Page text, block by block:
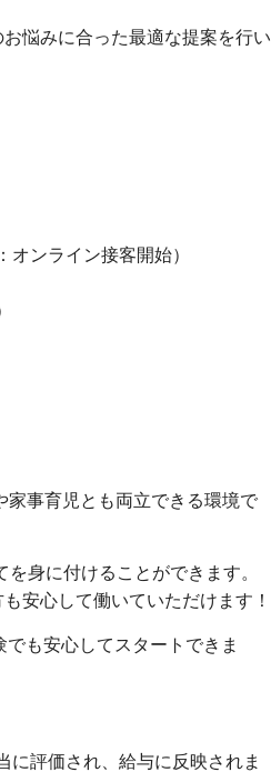
悩みに合った最適な提案を行い
ンライン接客開始）
家事育児とも両立できる環境で
身に付けることができます。
安心して働いていただけます！
も安心してスタートできま
に評価され、給与に反映されま